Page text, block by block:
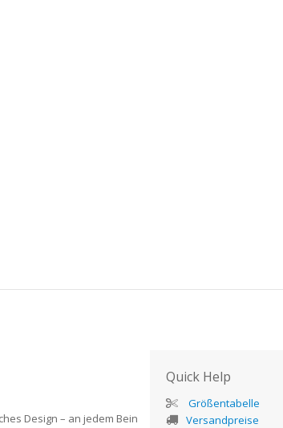
Design – an jedem Bein
Quick Help
Größentabelle
Versandpreise